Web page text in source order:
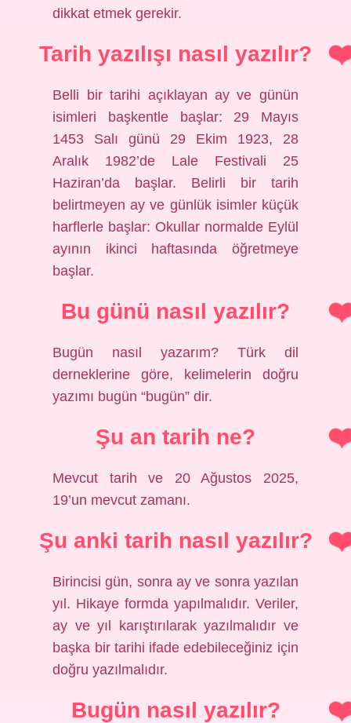
dikkat etmek gerekir.
Tarih yazılışı nasıl yazılır?
Belli bir tarihi açıklayan ay ve günün
isimleri başkentle başlar: 29 Mayıs
1453 Salı günü 29 Ekim 1923, 28
Aralık 1982’de Lale Festivali 25
Haziran’da başlar. Belirli bir tarih
belirtmeyen ay ve günlük isimler küçük
harflerle başlar: Okullar normalde Eylül
ayının ikinci haftasında öğretmeye
başlar.
Bu günü nasıl yazılır?
Bugün nasıl yazarım? Türk dil
derneklerine göre, kelimelerin doğru
yazımı bugün “bugün” dir.
Şu an tarih ne?
Mevcut tarih ve 20 Ağustos 2025,
19’un mevcut zamanı.
Şu anki tarih nasıl yazılır?
Birincisi gün, sonra ay ve sonra yazılan
yıl. Hikaye formda yapılmalıdır. Veriler,
ay ve yıl karıştırılarak yazılmalıdır ve
başka bir tarihi ifade edebileceğiniz için
doğru yazılmalıdır.
Bugün nasıl yazılır?